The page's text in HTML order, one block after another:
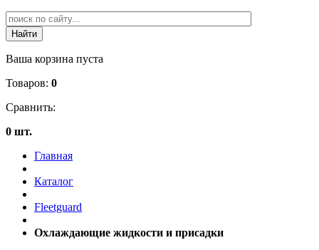
Ваша корзина пуста
Товаров: 0
Сравнить:
0 шт.
Главная
Каталог
Fleetguard
Охлаждающие жидкости и присадки